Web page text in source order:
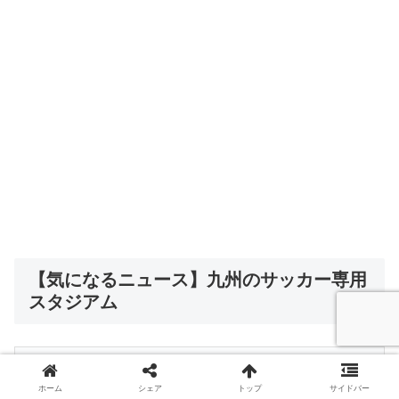
【気になるニュース】九州のサッカー専用
スタジアム
長崎スタジアムシティ、連日にぎわい 開業3カ
ホーム シェア トップ サイドバー